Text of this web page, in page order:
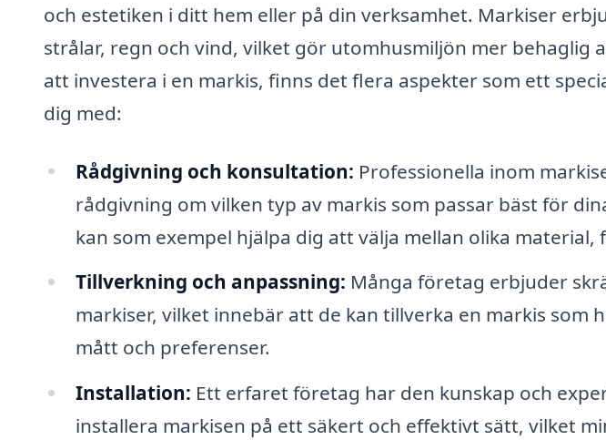
och estetiken i ditt hem eller på din verksamhet. Markiser
strålar, regn och vind, vilket gör utomhusmiljön mer behaglig
att investera i en markis, finns det flera aspekter som ett
dig med:
Rådgivning och konsultation: Professionella inom
rådgivning om vilken typ av markis som passar bäst för
kan som exempel hjälpa dig att välja mellan olika material,
Tillverkning och anpassning: Många företag erbjuder
markiser, vilket innebär att de kan tillverka en markis som
mått och preferenser.
Installation: Ett erfaret företag har den kunskap och
installera markisen på ett säkert och effektivt sätt, vilket